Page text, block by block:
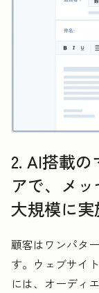
2. AI搭載
アで、メ
大規模に実
顧客はワンパタ
す。ウェブサイ
には、オーディ